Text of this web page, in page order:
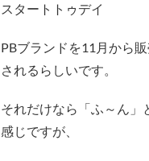
スタートトゥデイ
PBブランドを11月から
されるらしいです。
それだけなら「ふ～ん」
感じですが、